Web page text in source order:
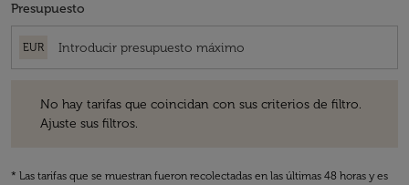
Presupuesto
EUR
No hay tarifas que coincidan con sus criterios de filtro.
Ajuste sus filtros.
* Las tarifas que se muestran fueron recolectadas en las últimas 48 horas y es